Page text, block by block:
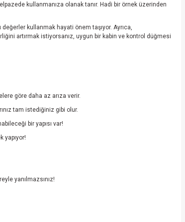
kullanmanıza olanak tanır. Hadi bir örnek üzerinden
kullanmak hayati önem taşıyor. Ayrıca,
artırmak istiyorsanız, uygun bir kabin ve kontrol düğmesi
göre daha az arıza verir.
tam istediğiniz gibi olur.
bir yapısı var!
yapıyor!
yanılmazsınız!